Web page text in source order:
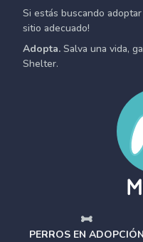
Si estás buscando
sitio adecuado!
Adopta. Salva una vida,
Shelter.
PERROS EN ADOPCIÓN